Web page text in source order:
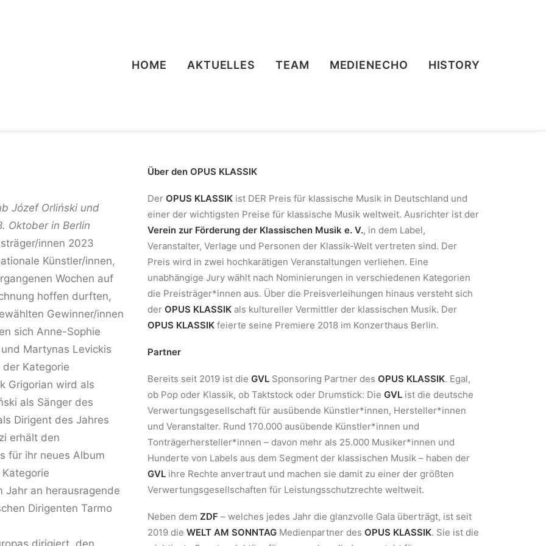
HOME AKTUELLES TEAM MEDIENECHO HISTORY
Józef Orliński und
Oktober in Berlin
innen 2023
Künstler/innen,
Wochen auf
hoffen durften,
Gewinner/innen
sich Anne-Sophie
Martynas Levickis
Kategorie
Grigorian wird als
als Sänger des
Dirigent des Jahres
erhält den
für ihr neues Album
Jahr an herausragende
Dirigenten Tarmo
dirigiert, den
Über den OPUS KLASSIK
Der OPUS KLASSIK ist DER Preis für klassische Musik in Deutschland und
einer der wichtigsten Preise für klassische Musik weltweit. Ausrichter ist der
Verein zur Förderung der Klassischen Musik e. V., in dem Label,
Veranstalter, Verlage und Personen der Klassik-Welt vertreten sind. Der
Preis wird in zwei hochkarätigen Veranstaltungen verliehen. Eine
unabhängige Jury wählt nach Nominierungen in verschiedenen Kategorien
die Preisträger*innen aus. Über die Preisverleihungen hinaus versteht sich
der OPUS KLASSIK als kultureller Vermittler der klassischen Musik. Der
OPUS KLASSIK feierte seine Premiere 2018 im Konzerthaus Berlin.
Partner
Bereits seit 2019 ist die GVL Sponsoring Partner des OPUS KLASSIK. Egal,
ob Pop oder Klassik, ob Taktstock oder Drumstick: Die GVL ist die deutsche
Verwertungsgesellschaft für ausübende Künstler*innen, Hersteller*innen
und Veranstalter. Rund 170.000 ausübende Künstler*innen und
Tonträgerhersteller*innen – davon mehr als 25.000 Musiker*innen und
Hunderte von Labels aus dem Segment der klassischen Musik – haben der
GVL ihre Rechte anvertraut und machen sie damit zu einer der größten
Verwertungsgesellschaften für Leistungsschutzrechte weltweit.
Neben dem ZDF – welches jedes Jahr die glanzvolle Gala überträgt, ist seit
2019 die WELT AM SONNTAG Medienpartner des OPUS KLASSIK. Sie ist die